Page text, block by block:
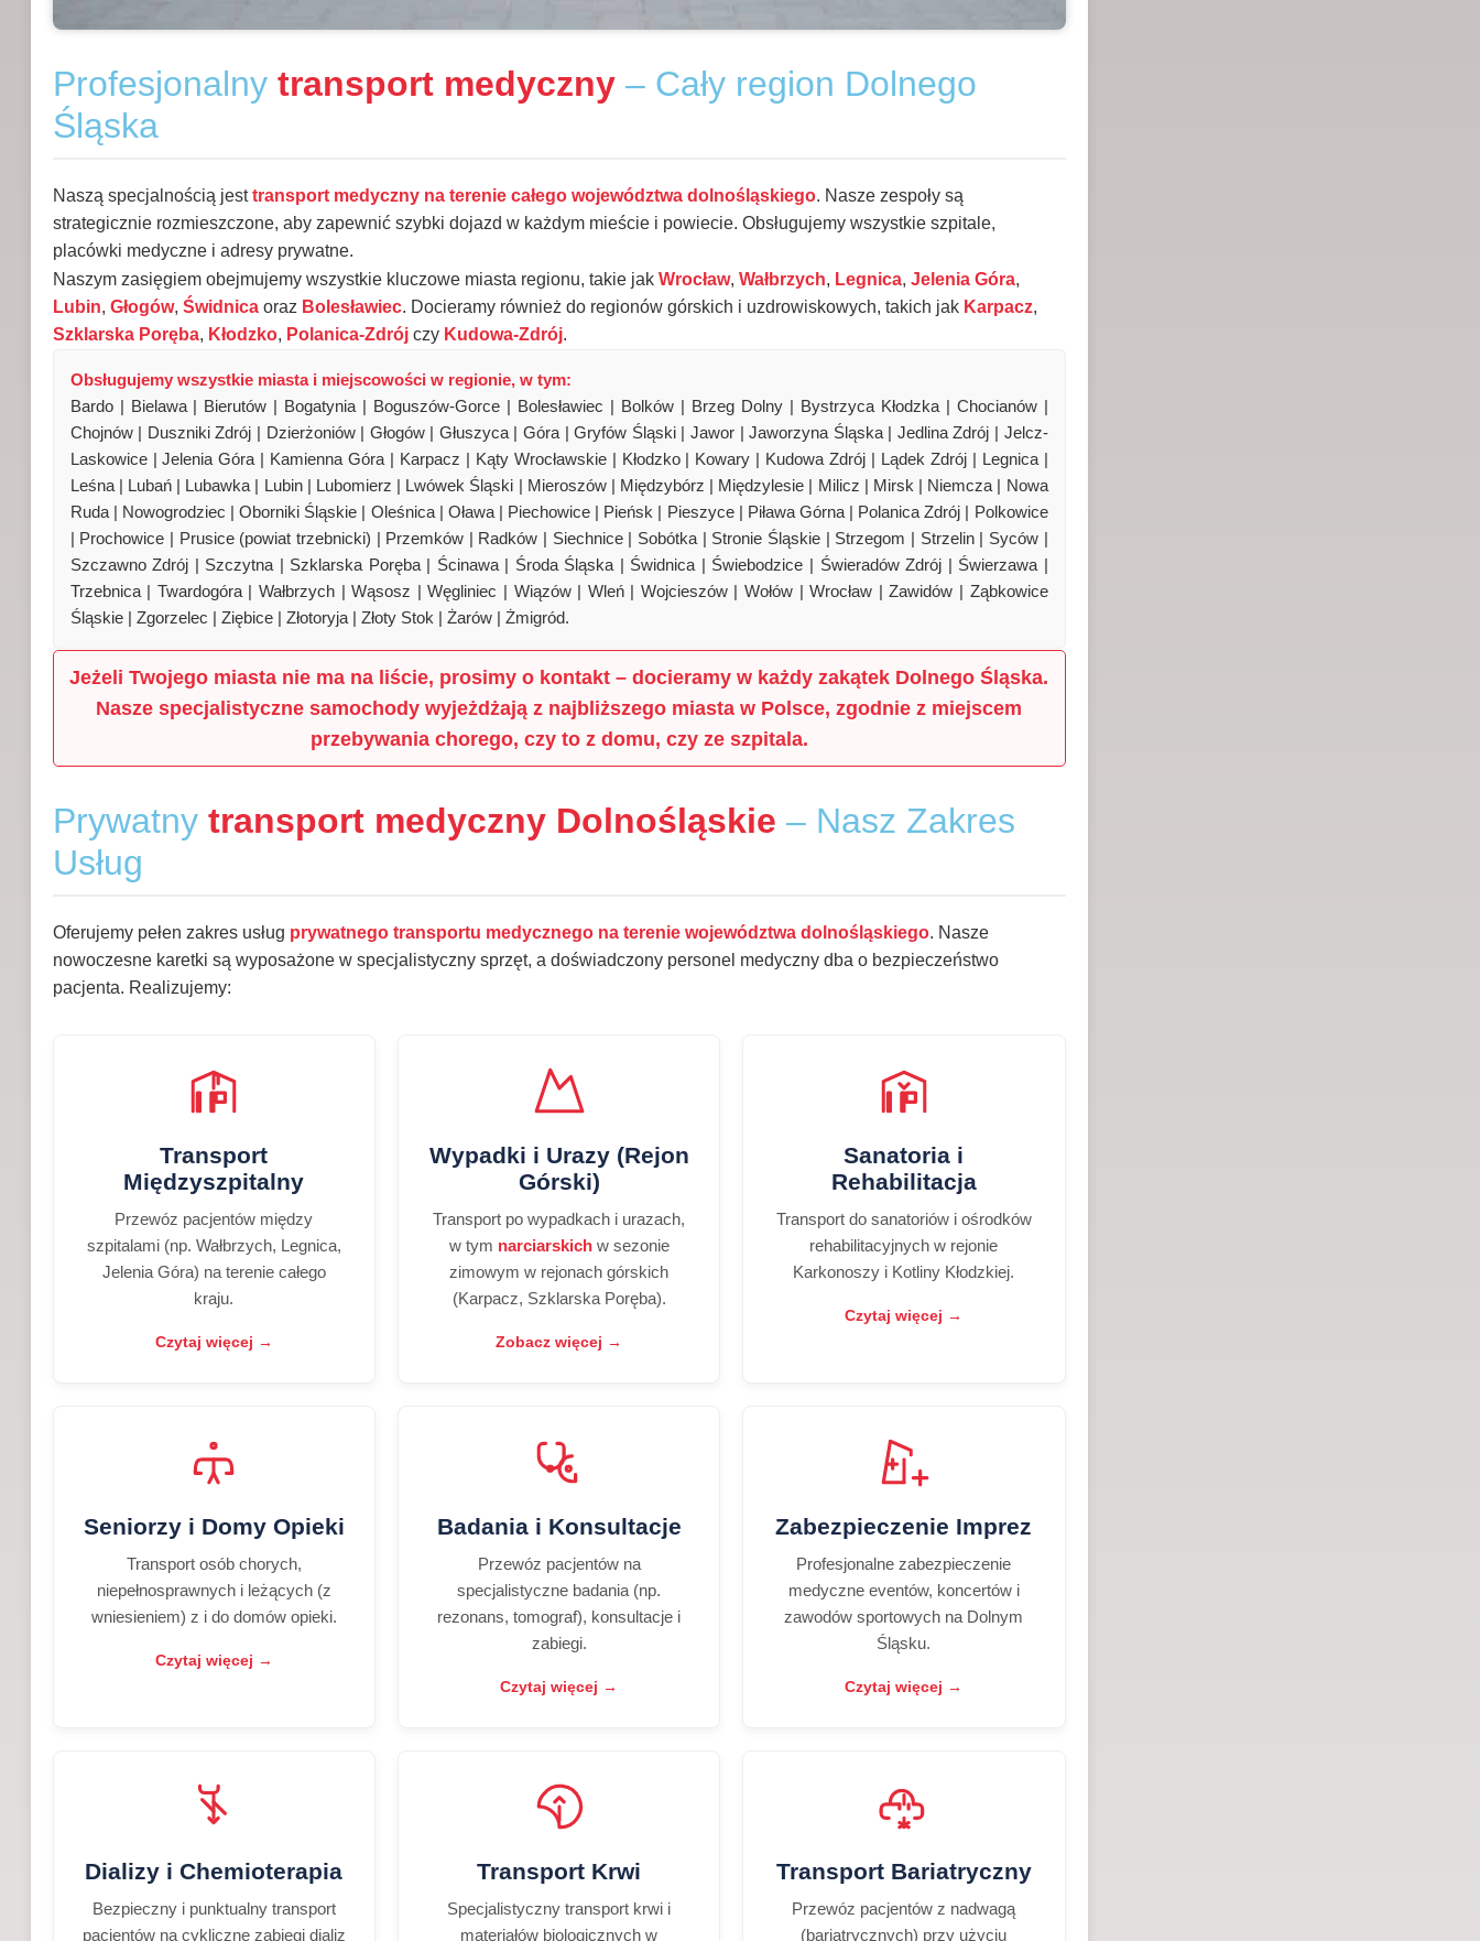
Profesjonalny transport medyczny– Cały region Dolnego
Śląska
Naszą specjalnością jesttransport medyczny na terenie całego województwa dolnośląskiego. Nasze zespoły są
strategicznie rozmieszczone, aby zapewnić szybki dojazd w każdym mieście i powiecie. Obsługujemy wszystkie szpitale,
placówki medyczne i adresy prywatne.
Naszym zasięgiem obejmujemy wszystkie kluczowe miasta regionu, takie jak Wrocław, Wałbrzych, Legnica, Jelenia Góra,
Lubin, Głogów, Świdnicaoraz Bolesławiec. Docieramy również do regionów górskich i uzdrowiskowych, takich jak Karpacz,
Szklarska Poręba, Kłodzko, Polanica-Zdrójczy Kudowa-Zdrój.
Obsługujemy wszystkie miasta i miejscowości w regionie, w tym:
Bardo | Bielawa | Bierutów | Bogatynia | Boguszów-Gorce | Bolesławiec | Bolków | Brzeg Dolny | Bystrzyca Kłodzka | Chocianów |
Chojnów | Duszniki Zdrój | Dzierżoniów | Głogów | Głuszyca | Góra | Gryfów Śląski | Jawor | Jaworzyna Śląska | Jedlina Zdrój | Jelcz-
Laskowice | Jelenia Góra | Kamienna Góra | Karpacz | Kąty Wrocławskie | Kłodzko | Kowary | Kudowa Zdrój | Lądek Zdrój | Legnica |
Leśna | Lubań | Lubawka | Lubin | Lubomierz | Lwówek Śląski | Mieroszów | Międzybórz | Międzylesie | Milicz | Mirsk | Niemcza | Nowa
Ruda | Nowogrodziec | Oborniki Śląskie | Oleśnica | Oława | Piechowice | Pieńsk | Pieszyce | Piława Górna | Polanica Zdrój | Polkowice
| Prochowice | Prusice (powiat trzebnicki) | Przemków | Radków | Siechnice | Sobótka | Stronie Śląskie | Strzegom | Strzelin | Syców |
Szczawno Zdrój | Szczytna | Szklarska Poręba | Ścinawa | Środa Śląska | Świdnica | Świebodzice | Świeradów Zdrój | Świerzawa |
Trzebnica | Twardogóra | Wałbrzych | Wąsosz | Węgliniec | Wiązów | Wleń | Wojcieszów | Wołów | Wrocław | Zawidów | Ząbkowice
Śląskie | Zgorzelec | Ziębice | Złotoryja | Złoty Stok | Żarów | Żmigród.
Jeżeli Twojego miasta nie ma na liście, prosimy o kontakt – docieramy w każdy zakątek Dolnego Śląska.
Nasze specjalistyczne samochody wyjeżdżają z najbliższego miasta w Polsce, zgodnie z miejscem
przebywania chorego, czy to z domu, czy ze szpitala.
Prywatny transport medyczny Dolnośląskie – Nasz Zakres
Usług
Oferujemy pełen zakres usług prywatnego transportu medycznego na terenie województwa dolnośląskiego. Nasze
nowoczesne karetki są wyposażone w specjalistyczny sprzęt, a doświadczony personel medyczny dba o bezpieczeństwo
pacjenta. Realizujemy:
Transport
Międzyszpitalny
Przewóz pacjentów między
szpitalami (np. Wałbrzych, Legnica,
Jelenia Góra) na terenie całego
kraju.
Czytaj więcej →
Wypadki i Urazy (Rejon
Górski)
Transport po wypadkach i urazach,
w tym narciarskichw sezonie
zimowym w rejonach górskich
(Karpacz, Szklarska Poręba).
Zobacz więcej →
Sanatoria i
Rehabilitacja
Transport do sanatoriów i ośrodków
rehabilitacyjnych w rejonie
Karkonoszy i Kotliny Kłodzkiej.
Czytaj więcej →
Seniorzy i Domy Opieki
Transport osób chorych,
niepełnosprawnych i leżących (z
wniesieniem) z i do domów opieki.
Czytaj więcej →
Badania i Konsultacje
Przewóz pacjentów na
specjalistyczne badania (np.
rezonans, tomograf), konsultacje i
zabiegi.
Czytaj więcej →
Zabezpieczenie Imprez
Profesjonalne zabezpieczenie
medyczne eventów, koncertów i
zawodów sportowych na Dolnym
Śląsku.
Czytaj więcej →
Dializy i Chemioterapia
Bezpieczny i punktualny transport
pacjentów na cykliczne zabiegi dializ
Transport Krwi
Specjalistyczny transport krwi i
materiałów biologicznych w
Transport Bariatryczny
Przewóz pacjentów z nadwagą
(bariatrycznych) przy użyciu